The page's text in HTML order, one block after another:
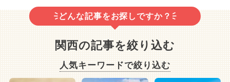
どんな記事をお探しですか？
関西の記事を絞り込む
人気キーワードで絞り込む